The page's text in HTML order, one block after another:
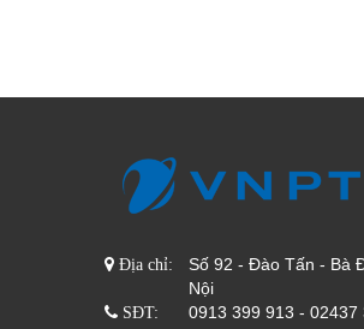
Địa chỉ:
Số 92 - Đào Tấn - Bà
Nội
SĐT: 0913 399 913 - 02437